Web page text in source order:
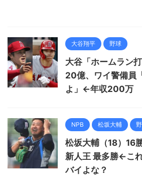
大谷翔平 野球
大谷「ホームラン
20億、ワイ警備員
よ」←年収200万
NPB 松坂大輔
松坂大輔（18）16
新人王 最多勝←こ
バイよな？